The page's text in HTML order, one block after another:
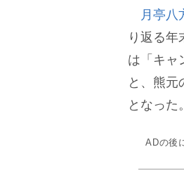
月亭八
り返る
は「キャ
と、熊元
となった。
ADの後